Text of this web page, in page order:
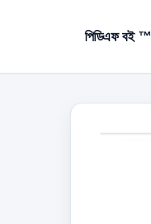
পিডিএফ বই ™